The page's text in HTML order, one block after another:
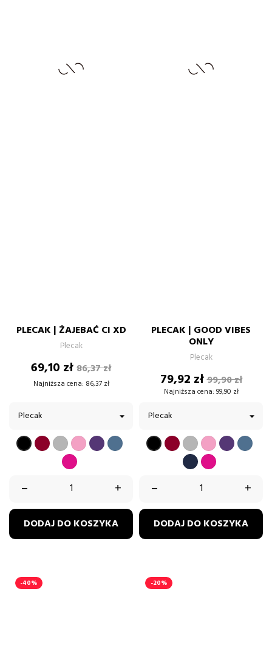
PLECAK | ŻAJEBAĆ CI XD
Plecak
Cena
69,10 złCena
podstawowa
86,37 zł
Najniższa cena: 86,37 zł
CZARNYBORDOWY
SZARYPUDROWYFIOLETOWY
BŁĘKITNY
FUKSJA
– +
DODAJ DO KOSZYKA
PLECAK | GOOD VIBES
ONLY
Plecak
Cena
79,92 złCena
99,90 zł
Najniższa cena: 99,90 zł
CZARNYBORDOWY
SZARYPUDROWY
RÓŻ
GRANATOWY
FUKSJA
– +
DODAJ DO KOSZYKA
-40% -20%